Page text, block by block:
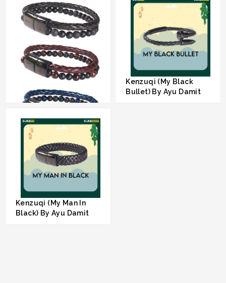
Kenzuqi (My Future
Seeds) By Ayu Damit
RM 268.00
Kenzuqi (My Black
Bullet) By Ayu Damit
Kenzuqi (My Man In
Black) By Ayu Damit